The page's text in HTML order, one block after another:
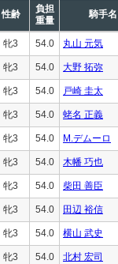
性齢
負担
重量
騎手名
牝3 54.0 丸山 元気
牝3 54.0 大野 拓弥
牝3 54.0 戸崎 圭太
牝3 54.0 蛯名 正義
牝3 54.0 M.デムーロ
牝3 54.0 木幡 巧也
牝3 54.0 柴田 善臣
牝3 54.0 田辺 裕信
牝3 54.0 横山 武史
牝3 54.0 北村 宏司